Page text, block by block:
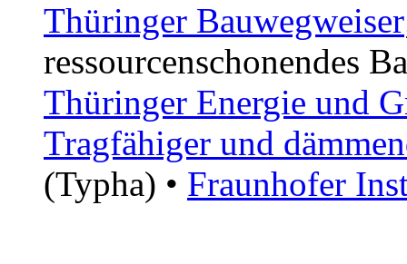
Thüringer Bauwegweiser
ressourcenschonendes
Thüringer Energie und
Tragfähiger und
(Typha) • Fraunhofer